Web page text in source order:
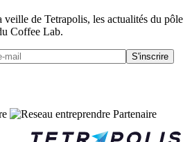
de Tetrapolis, les actualités du pôle
Coffee Lab.
S'inscrire